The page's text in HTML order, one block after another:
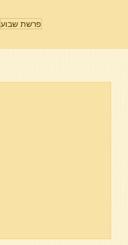
פרשת שבוע